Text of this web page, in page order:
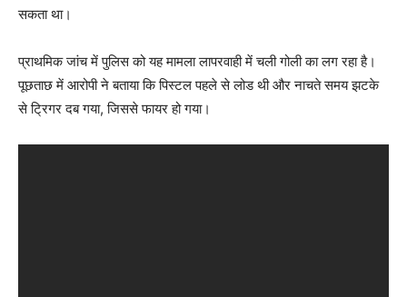
सकता था।
प्राथमिक जांच में पुलिस को यह मामला लापरवाही में चली गोली का लग रहा है।
पूछताछ में आरोपी ने बताया कि पिस्टल पहले से लोड थी और नाचते समय झटके
से ट्रिगर दब गया, जिससे फायर हो गया।